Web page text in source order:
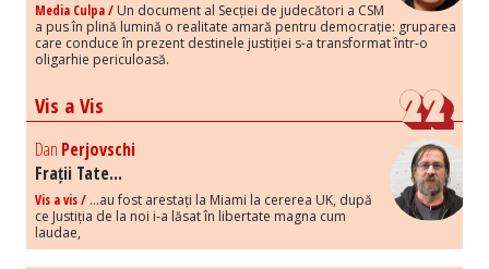
Media Culpa / Un document al Secției de judecători a CSM
a pus în plină lumină o realitate amară pentru democrație: gruparea
care conduce în prezent destinele justiției s-a transformat într-o
oligarhie periculoasă.
Vis a Vis
Dan Perjovschi
Frații Tate...
Vis a vis / ...au fost arestați la Miami la cererea UK, după
ce Justiția de la noi i-a lăsat în libertate magna cum
laudae,